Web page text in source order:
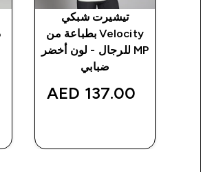
تيشيرت شبكي
Velocity بطباعة من
MP للرجال - لون أخضر
ضبابي
137.00 AED‎